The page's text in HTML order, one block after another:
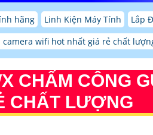
hãng Linh Kiện Máy Tính
Lắp
camera wifi hot nhất giá rẻ chất
CHẤM CÔNG
CHẤT LƯỢNG